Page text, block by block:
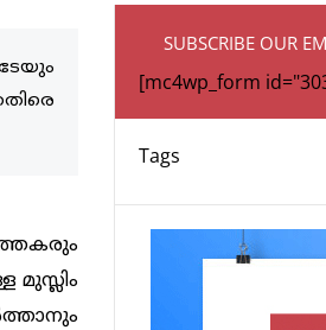
മുസ്ലിം
SUBSCRIBE OUR
[mc4wp_form
Tags